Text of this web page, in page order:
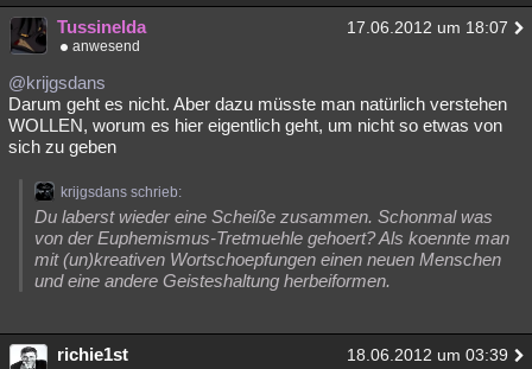
Tussinelda 17.06.2012 um 18:07
anwesend
@krijgsdans
Darum geht es nicht. Aber dazu müsste man natürlich verstehen
WOLLEN, worum es hier eigentlich geht, um nicht so etwas von
sich zu geben
krijgsdans schrieb:
Du laberst wieder eine Scheiße zusammen. Schonmal was
von der Euphemismus-Tretmuehle gehoert? Als koennte man
mit (un)kreativen Wortschoepfungen einen neuen Menschen
und eine andere Geisteshaltung herbeiformen.
richie1st 18.06.2012 um 03:39